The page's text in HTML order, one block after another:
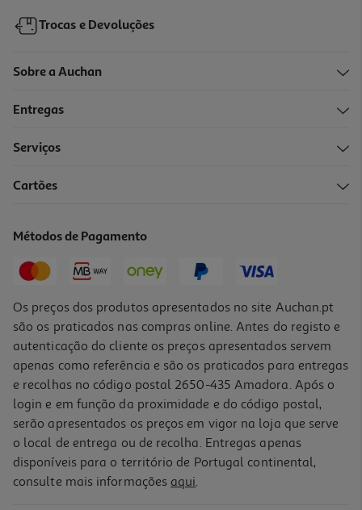
Trocas e Devoluções
Sobre a Auchan
Entregas
Serviços
Cartões
Métodos de Pagamento
Os preços dos produtos apresentados no site Auchan.pt
são os praticados nas compras online. Antes do registo e
autenticação do cliente os preços apresentados servem
apenas como referência e são os praticados para entregas
e recolhas no código postal 2650-435 Amadora. Após o
login e em função da proximidade e do código postal,
serão apresentados os preços em vigor na loja que serve
o local de entrega ou de recolha. Entregas apenas
disponíveis para o território de Portugal continental,
consulte mais informações aqui.